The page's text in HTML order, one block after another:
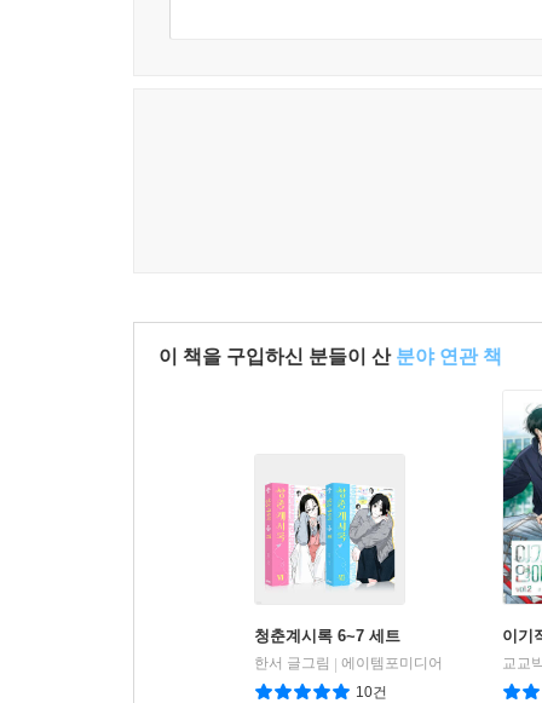
이 책을 구입하신 분들이 산 분야 연관 책
청춘계시록 6~7 세트
한서 글그림
에이템포미디어
10건
이기
교교